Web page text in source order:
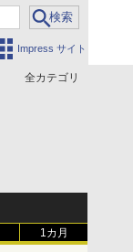
Impress サイト
全カテゴリ
1カ月